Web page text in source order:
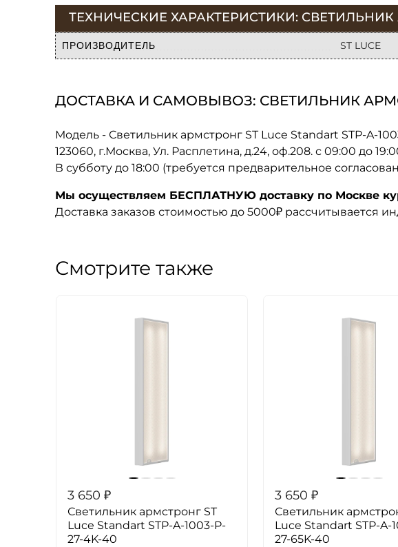
ТЕХНИЧЕСКИЕ ХАРАКТЕРИСТИКИ: СВЕТИЛЬНИК
ПРОИЗВОДИТЕЛЬ ST LUCE
ДОСТАВКА И САМОВЫВОЗ: СВЕТИЛЬНИК
Модель - Светильник армстронг ST Luce Standart STP-A-
123060, г.Москва, Ул. Расплетина, д.24, оф.208. с 09:00 до
В субботу до 18:00 (требуется предварительное
Мы осуществляем БЕСПЛАТНУЮ доставку по Москве
Доставка заказов стоимостью до 5000₽ рассчитывается
Смотрите также
3 650 ₽
Светильник армстронг ST
Luce Standart STP-A-1003-P-
27-4K-40
3 650 ₽
Светильник
Luce Standart STP-A-
27-65K-40